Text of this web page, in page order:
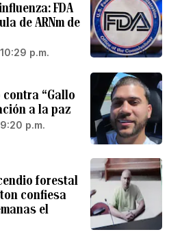
FDA
de ARNm de
p.m.
“Gallo
a la paz
p.m.
forestal
confiesa
el